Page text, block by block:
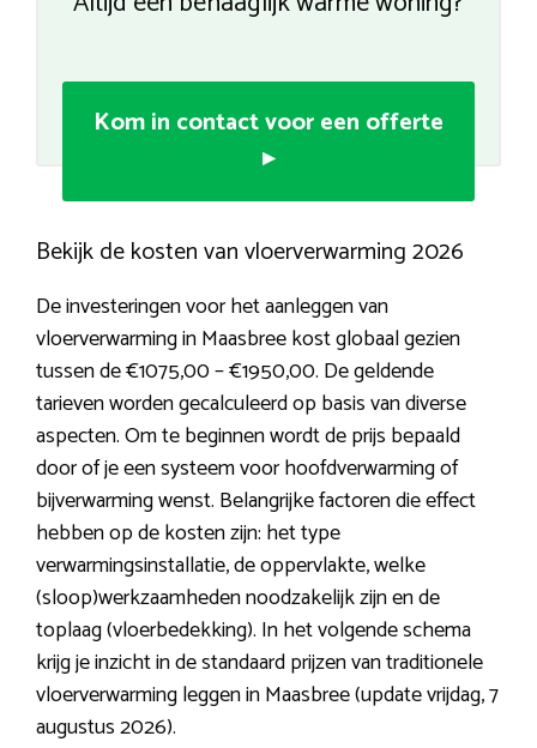
Kom in contact voor een offerte
▸
Bekijk de kosten van vloerverwarming 2026
De investeringen voor het aanleggen van
vloerverwarming in Maasbree kost globaal gezien
tussen de €1075,00 – €1950,00. De geldende
tarieven worden gecalculeerd op basis van diverse
aspecten. Om te beginnen wordt de prijs bepaald
door of je een systeem voor hoofdverwarming of
bijverwarming wenst. Belangrijke factoren die effect
hebben op de kosten zijn: het type
verwarmingsinstallatie, de oppervlakte, welke
(sloop)werkzaamheden noodzakelijk zijn en de
toplaag (vloerbedekking). In het volgende schema
krijg je inzicht in de standaard prijzen van traditionele
vloerverwarming leggen in Maasbree (update vrijdag, 7
augustus 2026).